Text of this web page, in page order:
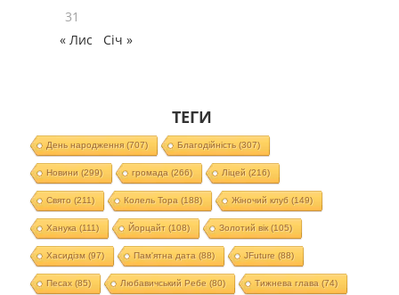
31
« Лис
Січ »
ТЕГИ
День народження(707) Благодійність (307)
Новини (299) громада (266) Ліцей (216)
Свято (211) Колель Тора (188) Жіночий клуб (149)
Ханука (111) Йорцайт (108) Золотий вік(105)
Хасидізм (97) Пам'ятна дата (88) JFuture (88)
Песах(85) Любавичський Ребе (80) Тижнева глава (74)